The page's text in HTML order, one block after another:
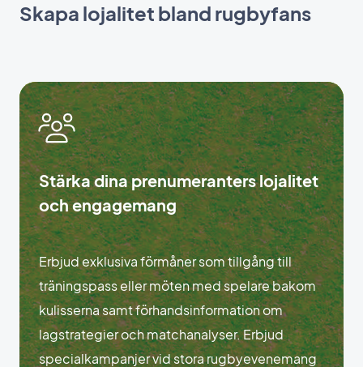
Skapa lojalitet bland rugbyfans
Stärka dina prenumeranters lojalitet
och engagemang
Erbjud exklusiva förmåner som tillgång till
träningspass eller möten med spelare bakom
kulisserna samt förhandsinformation om
lagstrategier och matchanalyser. Erbjud
specialkampanjer vid stora rugbyevenemang